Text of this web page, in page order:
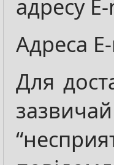
адресу
Адреса
Для